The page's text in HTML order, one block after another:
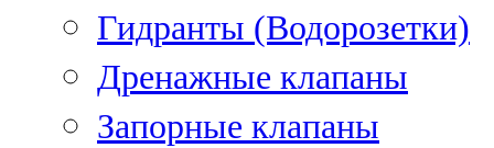
Гидранты (Водорозетки)
Дренажные клапаны
Запорные клапаны